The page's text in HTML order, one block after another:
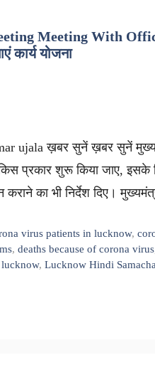
Meeting With
कार्य योजना
ujala ख़बर सुनें ख़बर सुनें
प्रकार शुरू किया जाए, इसके
का भी निर्देश दिए।
virus patients in lucknow,
, deaths because of corona virus
, Lucknow Hindi